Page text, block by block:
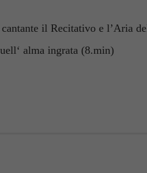
il Recitativo e l’Aria
alma ingrata (8.min)